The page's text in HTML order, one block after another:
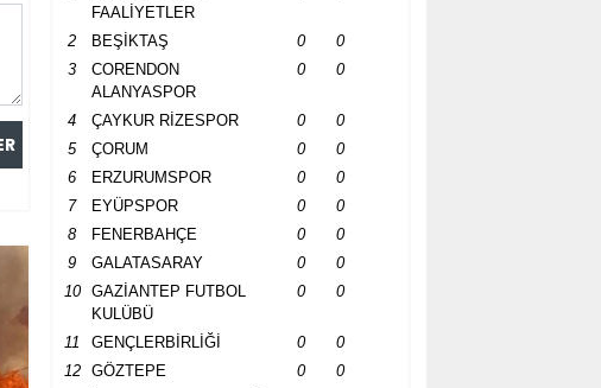
FAALİYETLER
2 BEŞİKTAŞ 0
0
3
CORENDON
ALANYASPOR
0 0
4 ÇAYKUR RİZESPOR 0
0
5
ÇORUM 0
0
6
ERZURUMSPOR 0
0
7
EYÜPSPOR 0
0
8
FENERBAHÇE 0
0
9
GALATASARAY 0
0
10
GAZİANTEP FUTBOL
KULÜBÜ
0 0
11 GENÇLERBİRLİĞİ 0
0
12
GÖZTEPE 0
0